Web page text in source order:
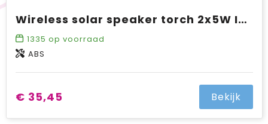
Wireless solar speaker torch 2x5W IPX6
1335 op voorraad
ABS
€ 35,45 Bekijk